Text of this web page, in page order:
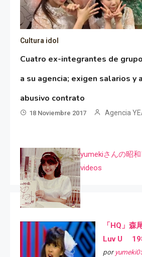
Cultura idol
Cuatro ex-integrantes de
a su agencia; exigen salarios y
abusivo contrato
18 Noviembre 2017 Agencia
yumekiさんの昭
videos
「HQ」森
Luv U
por